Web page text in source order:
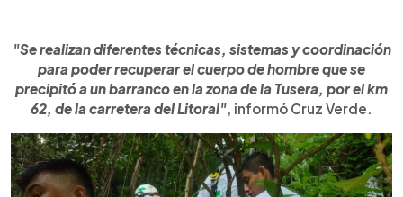
"Se realizan diferentes técnicas, sistemas y coordinación
para poder recuperar el cuerpo de hombre que se
precipitó a un barranco en la zona de la Tusera, por el km
62, de la carretera del Litoral" , informó Cruz Verde.